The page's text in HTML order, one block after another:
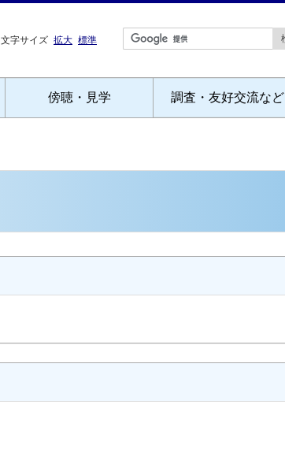
文字サイズ 拡大 標準
傍聴・見学 調査・友好交流など